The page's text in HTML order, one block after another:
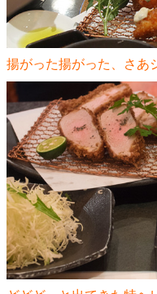
揚がった揚がった、さあ